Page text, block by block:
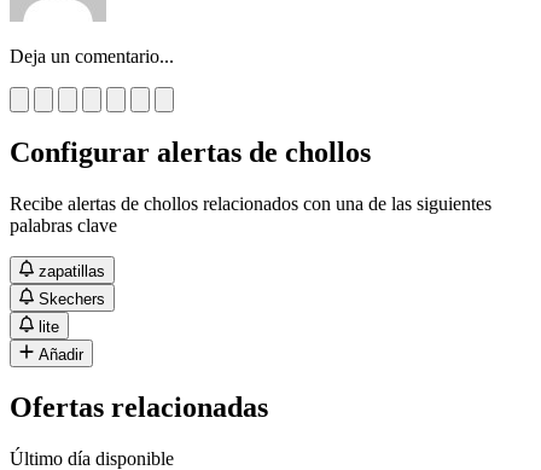
Deja un comentario...
Configurar alertas de chollos
Recibe alertas de chollos relacionados con una de las siguientes
palabras clave
zapatillas
Skechers
lite
Añadir
Ofertas relacionadas
Último día disponible